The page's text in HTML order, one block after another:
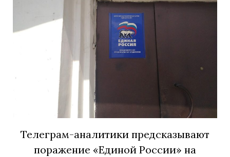
Телеграм-аналитики предсказывают
поражение «Единой России» на